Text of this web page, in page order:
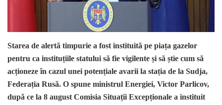
Starea de alertă timpurie a fost instituită pe piața gazelor
pentru ca instituțiile statului să fie vigilente și să știe cum să
acționeze în cazul unei potențiale avarii la stația de la Sudja,
Federația Rusă. O spune ministrul Energiei, Victor Parlicov,
după ce la 8 august Comisia Situații Excepționale a instituit